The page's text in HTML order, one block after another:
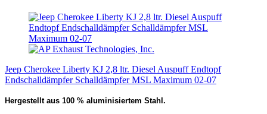
Jeep Cherokee Liberty KJ 2,8 ltr. Diesel Auspuff Endtopf
Endschalldämpfer Schalldämpfer MSL Maximum 02-07
Hergestellt aus 100 % aluminisiertem Stahl.